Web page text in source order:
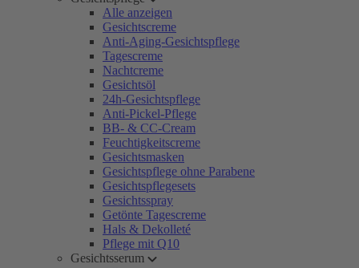
Alle anzeigen
Gesichtscreme
Anti-Aging-Gesichtspflege
Tagescreme
Nachtcreme
Gesichtsöl
24h-Gesichtspflege
Anti-Pickel-Pflege
BB- & CC-Cream
Feuchtigkeitscreme
Gesichtsmasken
Gesichtspflege ohne Parabene
Gesichtspflegesets
Gesichtsspray
Getönte Tagescreme
Hals & Dekolleté
Pflege mit Q10
Gesichtsserum